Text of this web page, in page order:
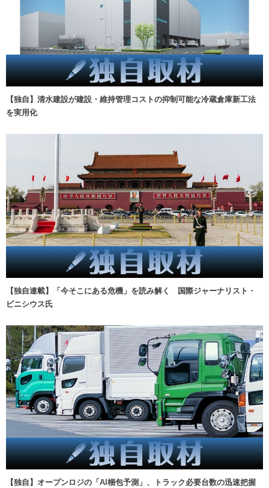
【独自】清水建設が建設・維持管理コストの抑制可能な冷蔵倉庫新工法
を実用化
【独自連載】「今そこにある危機」を読み解く 国際ジャーナリスト・
ビニシウス氏
【独自】オープンロジの「AI梱包予測」、トラック必要台数の迅速把握